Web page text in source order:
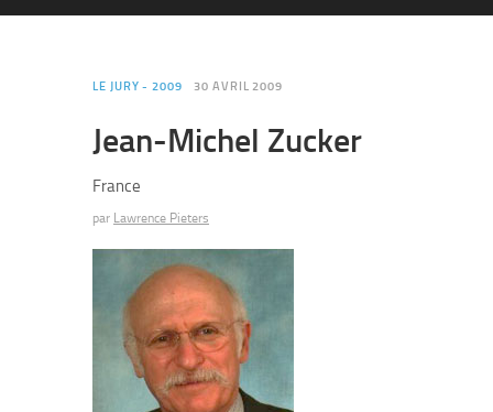
LE JURY - 2009 30 AVRIL 2009
Jean-Michel Zucker
France
par Lawrence Pieters